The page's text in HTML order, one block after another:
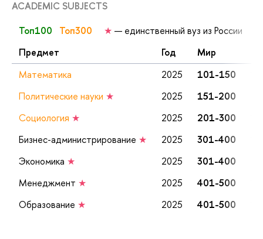
ACADEMIC SUBJECTS
Топ100
Топ300 ★ — единственный вуз из России
Предмет
Год Мир
Математика
2025 101-150
Политические науки ★ 2025 151-200
Социология ★ 2025 201-300
Бизнес-администрирование ★ 2025 301-400
Экономика ★ 2025 301-400
Менеджмент ★ 2025 401-500
Образование ★ 2025 401-500